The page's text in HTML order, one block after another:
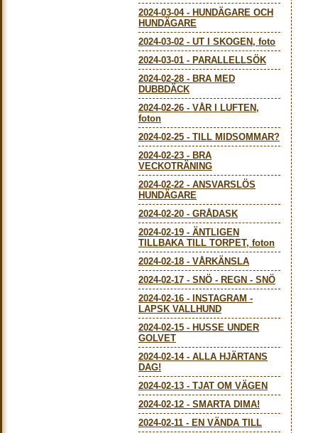
2024-03-04- HUNDÄGARE OCH
HUNDÄGARE
2024-03-02 - UT I SKOGEN, foto
2024-03-01 - PARALLELLSÖK
2024-02-28 - BRA MED
DUBBDÄCK
2024-02-26 - VÅR I LUFTEN,
foton
2024-02-25 - TILL MIDSOMMAR?
2024-02-23 - BRA
VECKOTRÄNING
2024-02-22 - ANSVARSLÖS
HUNDÄGARE
2024-02-20 - GRÅDASK
2024-02-19 - ÄNTLIGEN
TILLBAKA TILL TORPET, foton
2024-02-18 - VÅRKÄNSLA
2024-02-17 - SNÖ - REGN - SNÖ
2024-02-16 -
INSTAGRAM -
LAPSK VALLHUND
2024-02-15 - HUSSE UNDER
GOLVET
2024-02-14- ALLA HJÄRTANS
DAG!
2024-02-13 - TJAT OM VÄGEN
2024-02-12 - SMARTA DIMA!
2024-02-11 - EN VÄNDA TILL